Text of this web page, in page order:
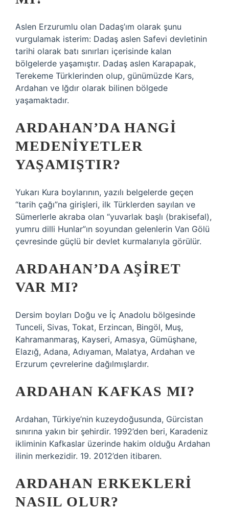
Aslen Erzurumlu olan Dadaş’ım olarak şunu
vurgulamak isterim: Dadaş aslen Safevi devletinin
tarihi olarak batı sınırları içerisinde kalan
bölgelerde yaşamıştır. Dadaş aslen Karapapak,
Terekeme Türklerinden olup, günümüzde Kars,
Ardahan ve Iğdır olarak bilinen bölgede
yaşamaktadır.
ARDAHAN’DA HANGI
MEDENIYETLER
YAŞAMIŞTIR?
Yukarı Kura boylarının, yazılı belgelerde geçen
“tarih çağı”na girişleri, ilk Türklerden sayılan ve
Sümerlerle akraba olan “yuvarlak başlı (brakisefal),
yumru dilli Hunlar”ın soyundan gelenlerin Van Gölü
çevresinde güçlü bir devlet kurmalarıyla görülür.
ARDAHAN’DA AŞIRET
VAR MI?
Dersim boyları Doğu ve İç Anadolu bölgesinde
Tunceli, Sivas, Tokat, Erzincan, Bingöl, Muş,
Kahramanmaraş, Kayseri, Amasya, Gümüşhane,
Elazığ, Adana, Adıyaman, Malatya, Ardahan ve
Erzurum çevrelerine dağılmışlardır.
ARDAHAN KAFKAS MI?
Ardahan, Türkiye’nin kuzeydoğusunda, Gürcistan
sınırına yakın bir şehirdir. 1992’den beri, Karadeniz
ikliminin Kafkaslar üzerinde hakim olduğu Ardahan
ilinin merkezidir. 19. 2012’den itibaren.
ARDAHAN ERKEKLERI
NASIL OLUR?